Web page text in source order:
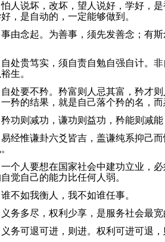
怕人说坏，改坏，望人说好，学好，
，是自动的，一定能够做到。
事由念起。为善事，须先发善念；有
自处贵笃实，须自责自勉自强自计。
生。
自处要不矜。矜富则人忌其富，矜才
矜的结果，就是自己落个矜的名，
矜功则减功，谦功则益功，矜能则减
易经惟谦卦六爻皆吉，盖谦纯系抑己
一个人要想在国家社会中建功立业，
觉自己的能力比任何人弱。
谁不如我衡人，我不如谁任事。
义务多尽，权利少享，是服务社会最
义务可退可进，则进。权利可进可退